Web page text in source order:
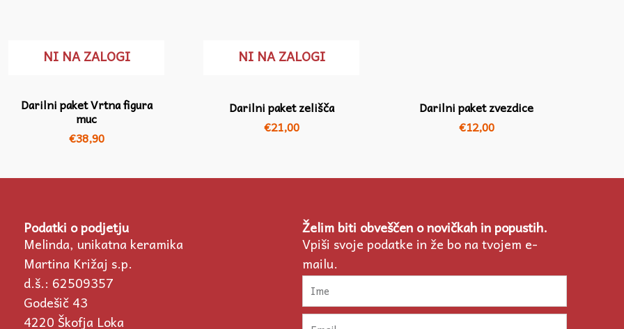
NI NA ZALOGI
Darilni paket Vrtna figura
muc
€38,90
NI NA ZALOGI
Darilni paket zelišča
€21,00
Darilni paket zvezdice
€12,00
Podatki o podjetju
Melinda, unikatna keramika
Martina Križaj s.p.
d.š.: 62509357
Godešič 43
4220 Škofja Loka
Želim biti obveščen o novičkah in popustih.
Vpiši svoje podatke in že bo na tvojem e-
mailu.
Ime
Email